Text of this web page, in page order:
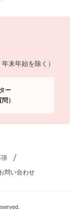
末年始を除く）
ー
）
項
問い合わせ